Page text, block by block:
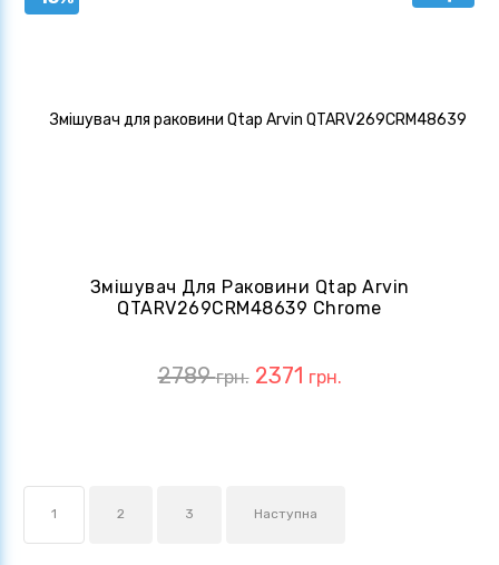
Змішувач Для Раковини Qtap Arvin
QTARV269CRM48639 Chrome
2789грн. 2371 грн.
1 2 3 Наступна